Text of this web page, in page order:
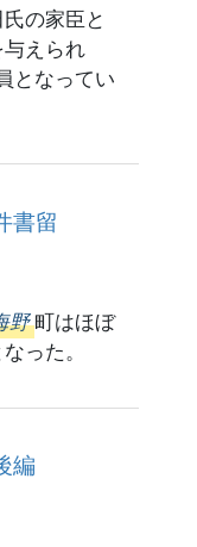
の家臣と
えられ
となってい
書留
野 町はほぼ
った。
編